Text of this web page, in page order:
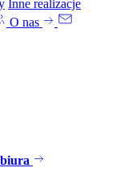
Inne realizacje
O nas